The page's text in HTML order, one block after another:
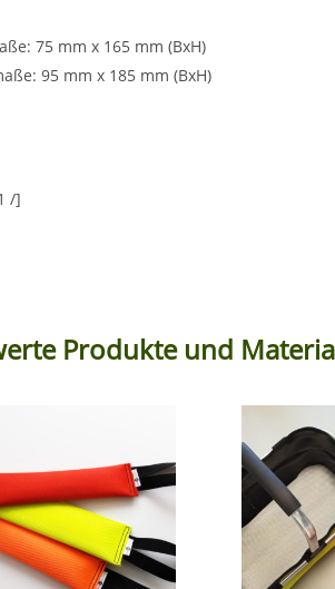
75 mm x 165 mm (BxH)
95 mm x 185 mm (BxH)
/]
Produkte und